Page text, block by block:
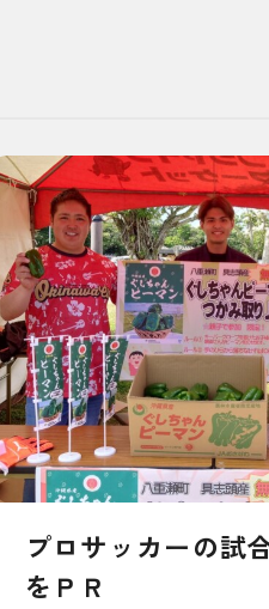
プロサッカーの試
をＰＲ